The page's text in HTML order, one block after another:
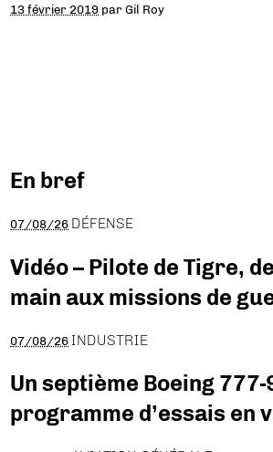
13 février 2019 parGil Roy
En bref
07/08/26 DÉFENSE
Vidéo – Pilote de Tigre,
main aux missions de
07/08/26 INDUSTRIE
Un septième Boeing
programme d’essais en